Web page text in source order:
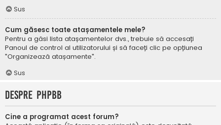
Sus
Cum găsesc toate atașamentele mele?
Pentru a găsi lista atașamentelor dvs., trebuie să accesați
Panoul de control al utilizatorului și să faceți clic pe opțiunea
"Organizează atașamente".
Sus
Despre phpBB
Cine a programat acest forum?